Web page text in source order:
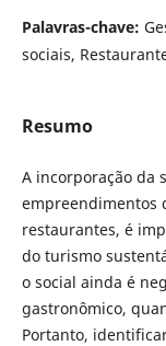
Palavras-chave:
sociais,
Resumo
A incorporação da
empreendimentos
restaurantes, é
do turismo
o social ainda é
gastronômico,
Portanto,